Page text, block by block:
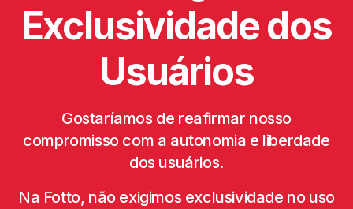
Exclusividade dos
Usuários
Gostaríamos de reafirmar nosso
compromisso com a autonomia e liberdade
dos usuários.
Na Fotto, não exigimos exclusividade no uso